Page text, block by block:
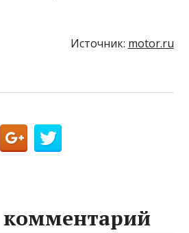
Источник: motor.ru
комментарий